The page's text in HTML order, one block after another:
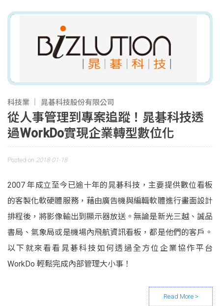
科技業 晁碁科技股份有限公司
從人事管理到專案追蹤！晁碁科技透
過WorkDo實現企業轉型數位化
Posted on 2018-01-18
2007 年成立至今已逾十年的晁碁科技，主要提供數位看板
的客製化軟硬體服務，藉由廣告機與編輯軟體進行畫面設計
排程後，將影像輸出到顯示器放送。無論是新光三越、誠品
書局、氣象局或是機場內飛航資訊看板，都是他們的客戶。
以下就來看看晁碁科技如何透過全方位企業協作平台
WorkDo 輕鬆完成內部管理大小事！